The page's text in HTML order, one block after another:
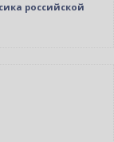
российской